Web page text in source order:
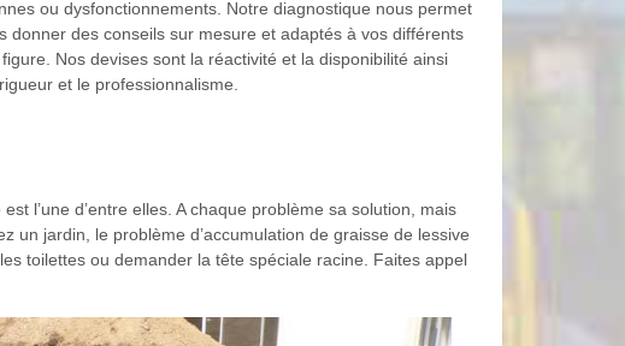
ou dysfonctionnements. Notre diagnostique nous permet
donner des conseils sur mesure et adaptés à vos différents
Nos devises sont la réactivité et la disponibilité ainsi
et le professionnalisme.
l’une d’entre elles. A chaque problème sa solution, mais
un jardin, le problème d’accumulation de graisse de lessive
toilettes ou demander la tête spéciale racine. Faites appel